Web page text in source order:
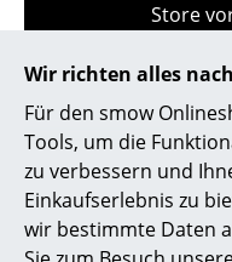
Wir richten alles
Für den smow
Tools, um die
zu verbessern und
Einkaufserlebnis zu
wir bestimmte Daten
Kleinaufbewahrung
Einzelteile
... alle
Licht
Hängeleuchten &
Store